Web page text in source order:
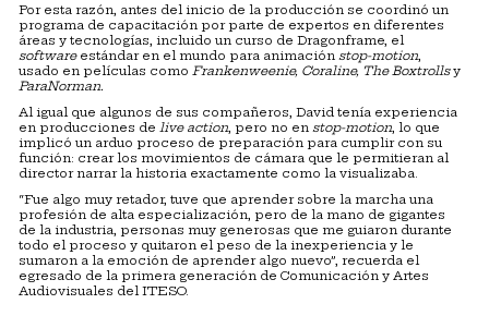
Por esta razón, antes del inicio de la producción se coordinó un
programa de capacitación por parte de expertos en diferentes
áreas y tecnologías, incluido un curso de Dragonframe, el
softwareestándar en el mundo para animación stop-motion,
usado en películas como Frankenweenie, Coraline, The Boxtrollsy
ParaNorman.
Al igual que algunos de sus compañeros, David tenía experiencia
en producciones de live action, pero no en stop-motion, lo que
implicó un arduo proceso de preparación para cumplir con su
función: crear los movimientos de cámara que le permitieran al
director narrar la historia exactamente como la visualizaba.
“Fue algo muy retador, tuve que aprender sobre la marcha una
profesión de alta especialización, pero de la mano de gigantes
de la industria, personas muy generosas que me guiaron durante
todo el proceso y quitaron el peso de la inexperiencia y le
sumaron a la emoción de aprender algo nuevo”, recuerda el
egresado de la primera generación de Comunicación y Artes
Audiovisuales del ITESO.